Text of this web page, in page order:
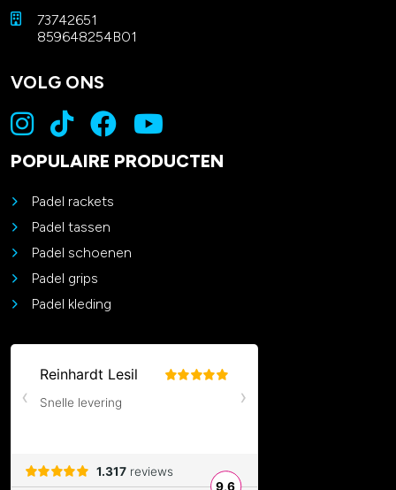
73742651
859648254B01
VOLG ONS
POPULAIRE PRODUCTEN
Padel rackets
Padel tassen
Padel schoenen
Padel grips
Padel kleding